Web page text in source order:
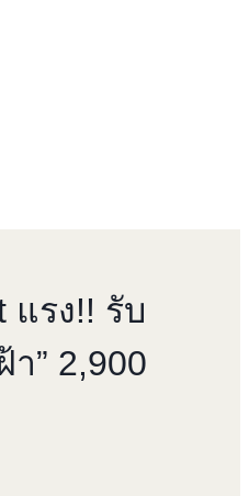
แรง!! รับ
า” 2,900